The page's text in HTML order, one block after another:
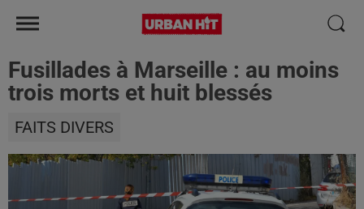
Fusillades à Marseille : au moins
trois morts et huit blessés
FAITS DIVERS